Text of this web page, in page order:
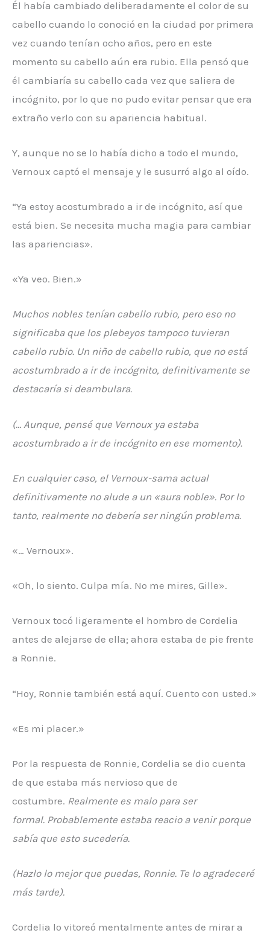
Él había cambiado deliberadamente el color de su
cabello cuando lo conoció en la ciudad por primera
vez cuando tenían ocho años, pero en este
momento su cabello aún era rubio. Ella pensó que
él cambiaría su cabello cada vez que saliera de
incógnito, por lo que no pudo evitar pensar que era
extraño verlo con su apariencia habitual.
Y, aunque no se lo había dicho a todo el mundo,
Vernoux captó el mensaje y le susurró algo al oído.
“Ya estoy acostumbrado a ir de incógnito, así que
está bien. Se necesita mucha magia para cambiar
las apariencias».
«Ya veo. Bien.»
Muchos nobles tenían cabello rubio, pero eso no
significaba que los plebeyos tampoco tuvieran
cabello rubio. Un niño de cabello rubio, que no está
acostumbrado a ir de incógnito, definitivamente se
destacaría si deambulara.
(… Aunque, pensé que Vernoux ya estaba
acostumbrado a ir de incógnito en ese momento).
En cualquier caso, el Vernoux-sama actual
definitivamente no alude a un «aura noble». Por lo
tanto, realmente no deberíaser ningún problema.
«… Vernoux».
«Oh, lo siento. Culpa mía. No me mires, Gille».
Vernoux tocó ligeramente el hombro de Cordelia
antes de alejarse de ella; ahora estaba de pie frente
a Ronnie.
“Hoy, Ronnie también está aquí. Cuento con usted.»
«Es mi placer.»
Por la respuesta de Ronnie, Cordelia se dio cuenta
de que estaba más nervioso que de
costumbre. Realmente es malo para ser
formal. Probablemente estaba reacio a venir porque
sabía que esto sucedería.
(Hazlo lo mejor que puedas, Ronnie. Te lo agradeceré
más tarde).
Cordelia lo vitoreó mentalmente antes de mirar a